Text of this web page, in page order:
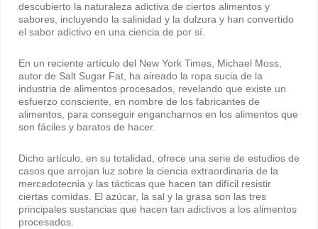
descubierto la naturaleza adictiva de ciertos alimentos y
sabores, incluyendo la salinidad y la dulzura y han convertido
el sabor adictivo en una ciencia de por sí.
En un reciente artículo del New York Times, Michael Moss,
autor de Salt Sugar Fat, ha aireado la ropa sucia de la
industria de alimentos procesados, revelando que existe un
esfuerzo consciente, en nombre de los fabricantes de
alimentos, para conseguir engancharnos en los alimentos que
son fáciles y baratos de hacer.
Dicho artículo, en su totalidad, ofrece una serie de estudios de
casos que arrojan luz sobre la ciencia extraordinaria de la
mercadotecnia y las tácticas que hacen tan difícil resistir
ciertas comidas. El azúcar, la sal y la grasa son las tres
principales sustancias que hacen tan adictivos a los alimentos
procesados.